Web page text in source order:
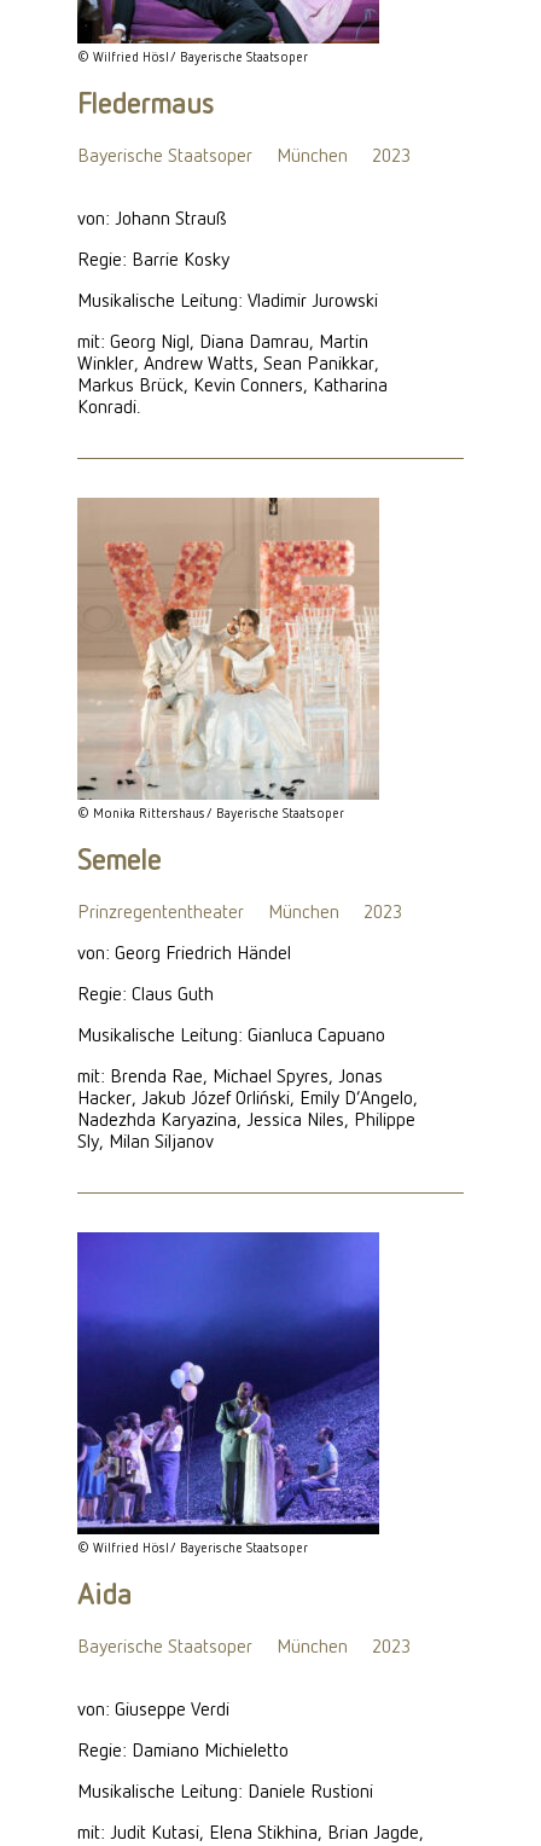
© Wilfried Hösl/ Bayerische Staatsoper
Fledermaus
Bayerische Staatsoper München 2023
von: Johann Strauß
Regie: Barrie Kosky
Musikalische Leitung: Vladimir Jurowski
mit: Georg Nigl, Diana Damrau, Martin
Winkler, Andrew Watts, Sean Panikkar,
Markus Brück, Kevin Conners, Katharina
Konradi.
© Monika Rittershaus/ Bayerische Staatsoper
Semele
Prinzregententheater München 2023
von: Georg Friedrich Händel
Regie: Claus Guth
Musikalische Leitung: Gianluca Capuano
mit: Brenda Rae, Michael Spyres, Jonas
Hacker, Jakub Józef Orliński, Emily D’Angelo,
Nadezhda Karyazina, Jessica Niles, Philippe
Sly, Milan Siljanov
© Wilfried Hösl/ Bayerische Staatsoper
Aida
Bayerische Staatsoper München 2023
von: Giuseppe Verdi
Regie: Damiano Michieletto
Musikalische Leitung: Daniele Rustioni
mit: Judit Kutasi, Elena Stikhina, Brian Jagde,